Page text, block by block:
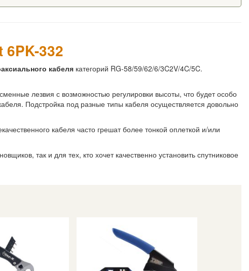
332
кабеля категорий RG-58/59/62/6/3C2V/4C/5C.
лезвия с возможностью регулировки высоты, что будет особо
Подстройка под разные типы кабеля осуществляется довольно
кабеля часто грешат более тонкой оплеткой и/или
так и для тех, кто хочет качественно установить спутниковое